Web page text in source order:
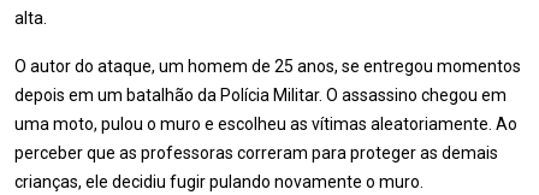
alta.
O autor do ataque, um homem de 25 anos, se entregou momentos
depois em um batalhão da Polícia Militar. O assassino chegou em
uma moto, pulou o muro e escolheu as vítimas aleatoriamente. Ao
perceber que as professoras correram para proteger as demais
crianças, ele decidiu fugir pulando novamente o muro.